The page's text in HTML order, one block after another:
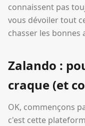
connaissent pas
vous dévoiler tout
chasser les bonnes
Zalando :
craque (et
OK, commençons
c'est cette